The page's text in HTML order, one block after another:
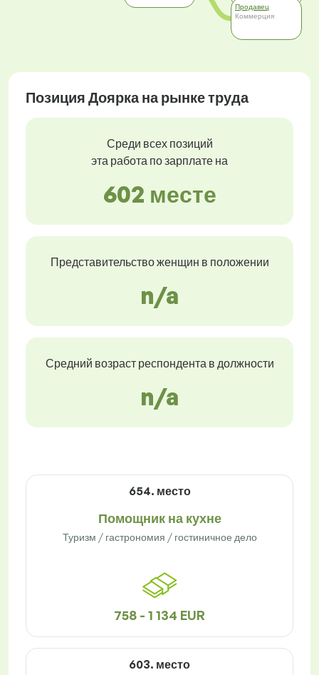
Продавец
Коммерция
Позиция Доярка на рынке труда
Среди всех позиций
эта работа по зарплате на
602 месте
Представительство женщин в положении
n/a
Средний возраст респондента в должности
n/a
654. место
Помощник на кухне
Туризм / гастрономия / гостиничное дело
758 - 1 134 EUR
603. место